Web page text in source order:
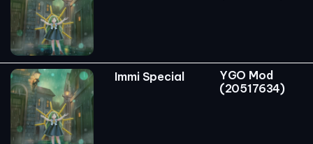
Immi Special
YGO Mod
(20517634)